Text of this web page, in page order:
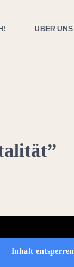
ÜBER UNS
Inhalt entsperren